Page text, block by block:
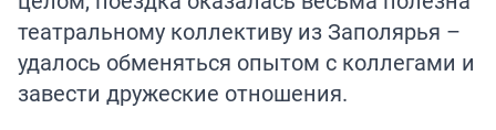
театральному коллективу из Заполярья –
удалось обменяться опытом с коллегами и
завести дружеские отношения.